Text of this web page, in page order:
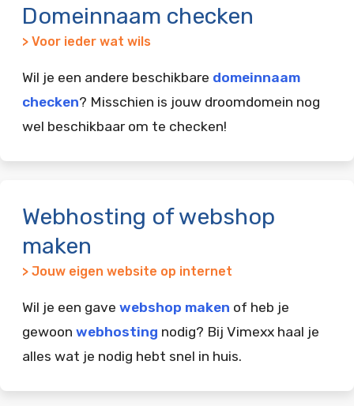
Domeinnaam checken
> Voor ieder wat wils
Wil je een andere beschikbare domeinnaam
checken? Misschien is jouw droomdomein nog
wel beschikbaar om te checken!
Webhosting of webshop
maken
> Jouw eigen website op internet
Wil je een gave webshop maken of heb je
gewoon webhosting nodig? Bij Vimexx haal je
alles wat je nodig hebt snel in huis.